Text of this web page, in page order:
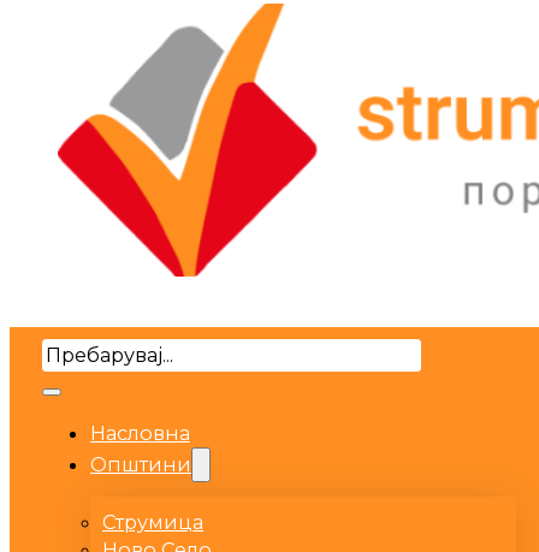
Search
Насловна
Општини
Струмица